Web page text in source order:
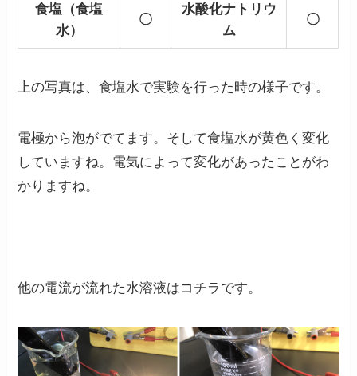
食塩（食塩
水）
〇
水酸化ナトリウ
ム
〇
上の写真は、食塩水で実験を行った時の様子です。
電極から泡がでてます。そして食塩水が黄色く変化
していますね。電気によって変化があったことがわ
かりますね。
他の電流が流れた水溶液はコチラです。